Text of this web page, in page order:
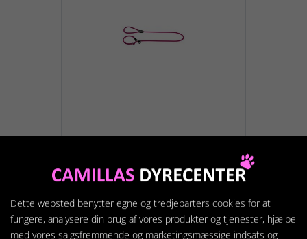
hindbær
299,95 kr.
Dette websted benytter egne og tredjeparters cookies for at
fungere, analysere din brug af vores produkter og tjenester, hjælpe
med vores salgsfremmende og marketingsmæssige indsats og